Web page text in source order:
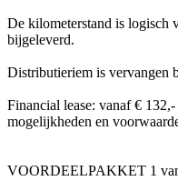
De kilometerstand is logisch
bijgeleverd.
Distributieriem is vervangen
Financial lease: vanaf €
mogelijkheden en
VOORDEELPAKKET 1